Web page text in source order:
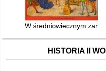
W średniowiecznym
HISTORIA II